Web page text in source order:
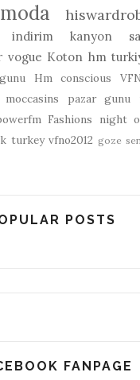
moda
indirim kanyon
vogue Koton hm
Hm conscious
moccasins
pazar gunu
Fashions night
turkey vfno2012 goze
POSTS
FANPAGE